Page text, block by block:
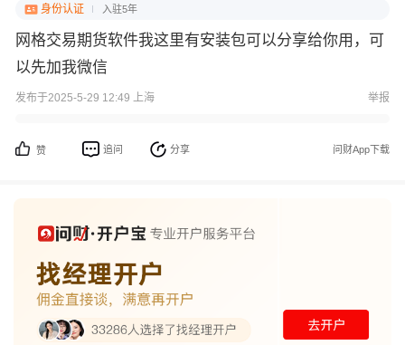
身份认证 入驻5年
网格交易期货软件我这里有安装包可以分享给你用，可
以先加我微信
发布于2025-5-29 12:49 上海 举报
赞 追问 分享 问财App下载